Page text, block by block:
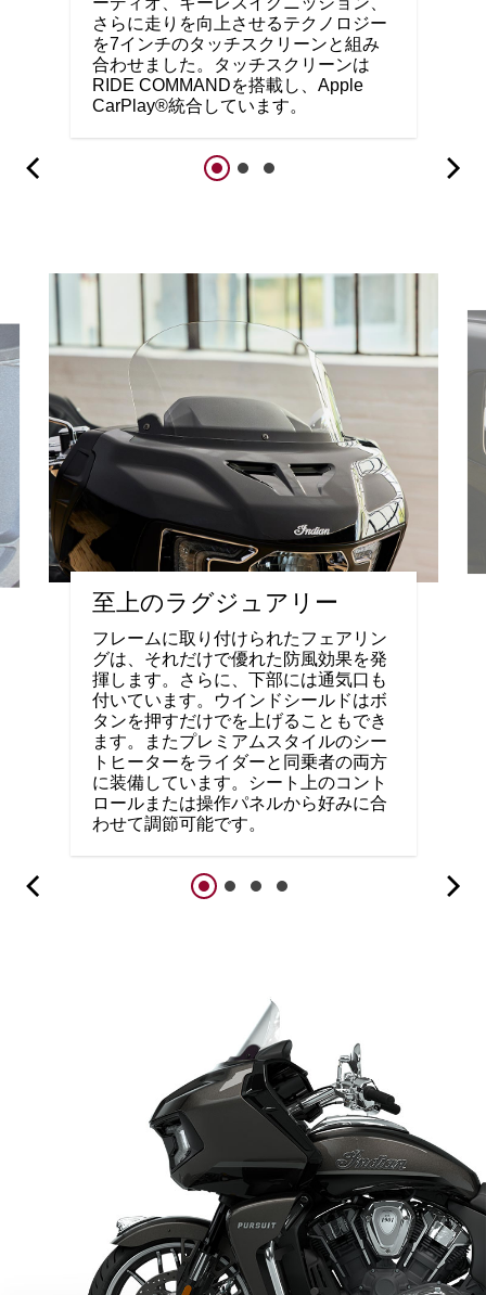
さらに走りを向上させるテクノロジー
を7インチのタッチスクリーンと組み
合わせました。タッチスクリーンは
RIDE COMMANDを搭載し、Apple
CarPlay®統合しています。
至上のラグジュアリー
フレームに取り付けられたフェアリン
グは、それだけで優れた防風効果を発
揮します。さらに、下部には通気口も
付いています。ウインドシールドはボ
タンを押すだけでを上げることもでき
ます。またプレミアムスタイルのシー
トヒーターをライダーと同乗者の両方
に装備しています。シート上のコント
ロールまたは操作パネルから好みに合
わせて調節可能です。